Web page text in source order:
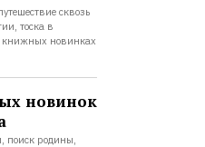
сквозь
тоска в
книжных новинках
новинок
поиск родины,